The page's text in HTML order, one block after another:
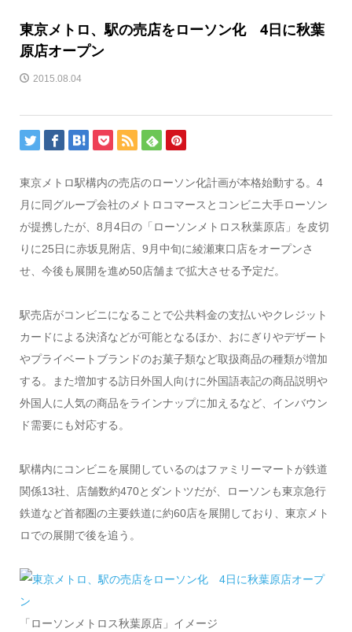
東京メトロ、駅の売店をローソン化 4日に秋葉
原店オープン
2015.08.04
東京メトロ駅構内の売店のローソン化計画が本格始動する。4
月に同グループ会社のメトロコマースとコンビニ大手ローソン
が提携したが、8月4日の「ローソンメトロス秋葉原店」を皮切
りに25日に赤坂見附店、9月中旬に綾瀬東口店をオープンさ
せ、今後も展開を進め50店舗まで拡大させる予定だ。
駅売店がコンビニになることで公共料金の支払いやクレジット
カードによる決済などが可能となるほか、おにぎりやデザート
やプライベートブランドのお菓子類など取扱商品の種類が増加
する。また増加する訪日外国人向けに外国語表記の商品説明や
外国人に人気の商品をラインナップに加えるなど、インバウン
ド需要にも対応する。
駅構内にコンビニを展開しているのはファミリーマートが鉄道
関係13社、店舗数約470とダントツだが、ローソンも東京急行
鉄道など首都圏の主要鉄道に約60店を展開しており、東京メト
ロでの展開で後を追う。
「ローソンメトロス秋葉原店」イメージ